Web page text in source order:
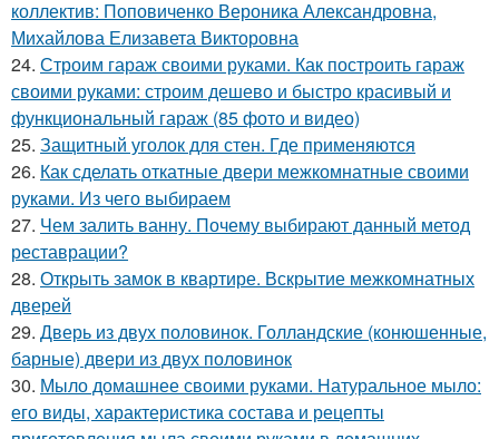
коллектив: Поповиченко Вероника Александровна,
Михайлова Елизавета Викторовна
24. Строим гараж своими руками. Как построить гараж
своими руками: строим дешево и быстро красивый и
функциональный гараж (85 фото и видео)
25. Защитный уголок для стен. Где применяются
26. Как сделать откатные двери межкомнатные своими
руками. Из чего выбираем
27. Чем залить ванну. Почему выбирают данный метод
реставрации?
28. Открыть замок в квартире. Вскрытие межкомнатных
дверей
29. Дверь из двух половинок. Голландские (конюшенные,
барные) двери из двух половинок
30. Мыло домашнее своими руками. Натуральное мыло:
его виды, характеристика состава и рецепты